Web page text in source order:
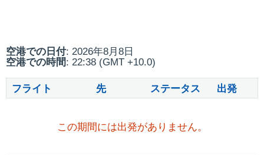
空港での日付: 2026年8月8日
空港での時間: 22:38 (GMT +10.0)
フライト 先 ステータス 出発
この期間には出発がありません。